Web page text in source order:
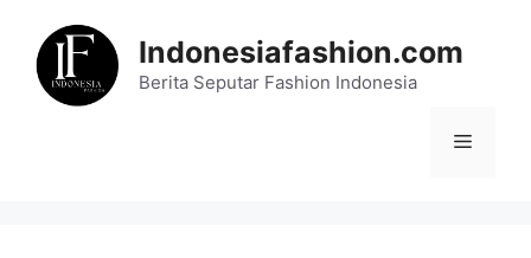
content
Indonesiafashion.com
Berita Seputar Fashion Indonesia
Menu